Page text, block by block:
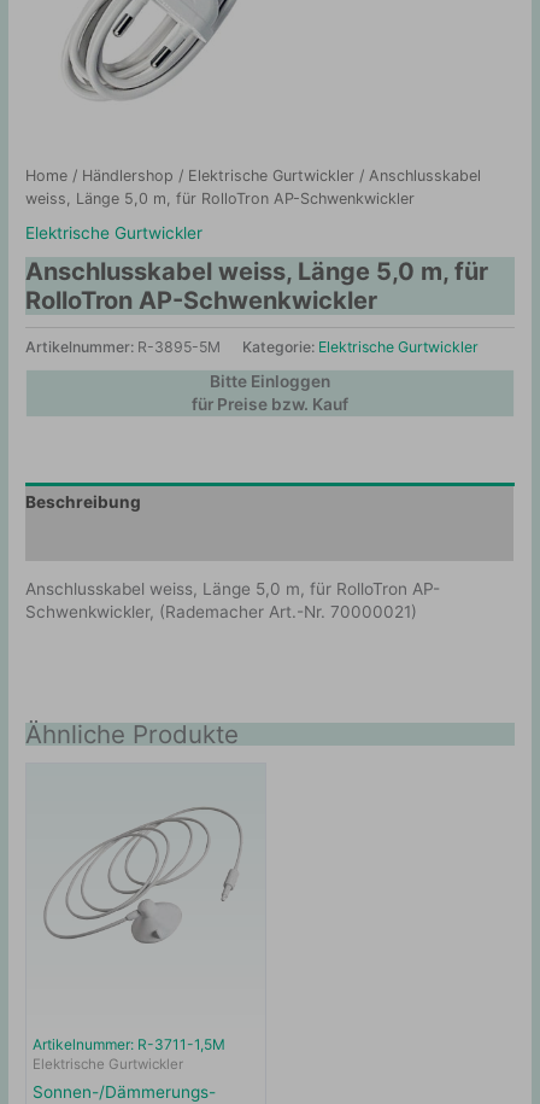
Home / Händlershop / Elektrische Gurtwickler / Anschlusskabel
weiss, Länge 5,0 m, für RolloTron AP-Schwenkwickler
Elektrische Gurtwickler
Anschlusskabel weiss, Länge 5,0 m, für
RolloTron AP-Schwenkwickler
Artikelnummer: R-3895-5M Kategorie: Elektrische Gurtwickler
Bitte Einloggen
für Preise bzw. Kauf
Beschreibung
Anschlusskabel weiss, Länge 5,0 m, für RolloTron AP-
Schwenkwickler, (Rademacher Art.-Nr. 70000021)
Ähnliche Produkte
Artikelnummer: R-3711-1,5M
Elektrische Gurtwickler
Sonnen-/Dämmerungs-